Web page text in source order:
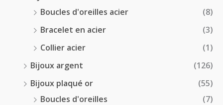
Boucles d'oreilles acier
(8)
Bracelet en acier
(3)
Collier acier
(1)
Bijoux argent
(126)
Bijoux plaqué or
(55)
Boucles d'oreilles
(7)